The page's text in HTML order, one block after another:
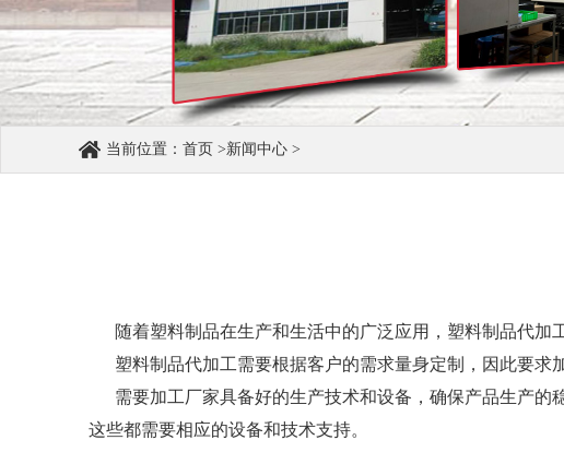
当前位置： 首页 >新闻中心 >
随着塑料制品在生产和生活中的广泛应用，塑料制品代加
塑料制品代加工需要根据客户的需求量身定制，因此要求
需要加工厂家具备好的生产技术和设备，确保产品生产的
这些都需要相应的设备和技术支持。